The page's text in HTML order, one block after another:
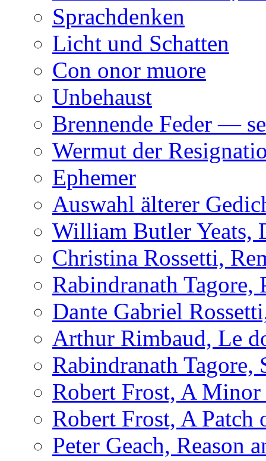
Sprachdenken
Licht und Schatten
Con onor muore
Unbehaust
Brennende Feder —
Wermut der
Ephemer
Auswahl älterer
William Butler Yeats,
Christina Rossetti,
Rabindranath Tagore,
Dante Gabriel
Arthur Rimbaud, Le
Rabindranath
Robert Frost, A
Robert Frost, A Patch
Peter Geach, Reason